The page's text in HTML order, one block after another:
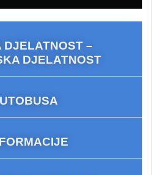
DJELATNOST –
DJELATNOST